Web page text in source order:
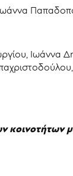
Ιωάννα
κοινοτήτων